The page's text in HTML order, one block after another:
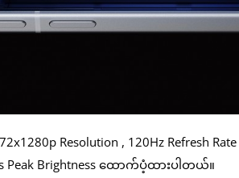
Resolution , 120Hz
Peak Brightness ထောက်ပံ့ထားပါတယ်။